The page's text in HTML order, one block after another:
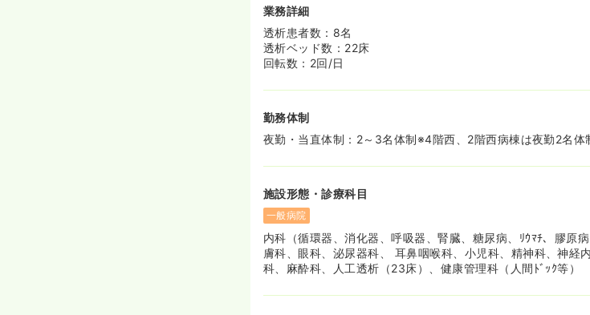
業務詳細
透析患者数：8名
透析ベッド数：22床
回転数：2回/日
勤務体制
夜勤・当直体制：2～3名体制※4階西、2階西病棟は夜勤2名体
施設形態・診療科目
一般病院
内科（循環器、消化器、呼吸器、腎臓、糖尿病、ﾘｳﾏﾁ、膠原
膚科、眼科、泌尿器科、 耳鼻咽喉科、小児科、精神科、神経
科、麻酔科、人工透析（23床）、健康管理科（人間ﾄﾞｯｸ等）